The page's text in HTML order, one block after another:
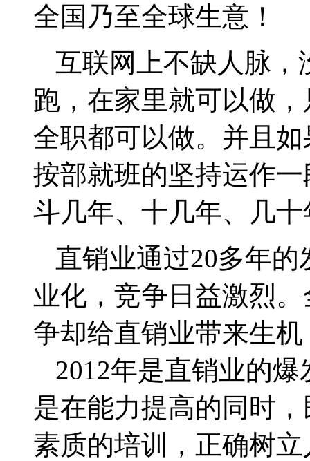
全国乃至全球生意！
互联网上不缺人脉，
跑，在家里就可以做
全职都可以做。并且
按部就班的坚持运作
斗几年、十几年、几
直销业通过20多年的
业化，竞争日益激烈
争却给直销业带来生
2012年是直销业的爆
是在能力提高的同时
素质的培训，正确树